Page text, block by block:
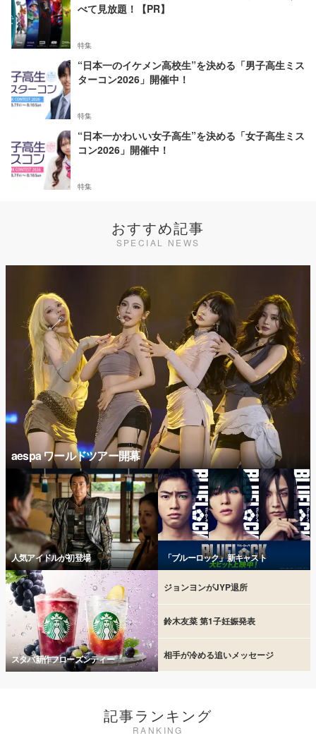
べて見放題！【PR】
特集
“日本一のイケメン高校生”を決める「男子高生ミス
ターコン2026」開催中！
特集
“日本一かわいい女子高生”を決める「女子高生ミス
コン2026」開催中！
特集
おすすめ記事
SPECIAL NEWS
aespa ワールドツアー開幕
人気アイドルが初登場 「ブルーロック」新キャスト
スタバ新作フローズンティー
ジョンヨンがJYP退所
鈴木友菜 第1子妊娠発表
相手が冷める追いメッセージ
記事ランキング
RANKING